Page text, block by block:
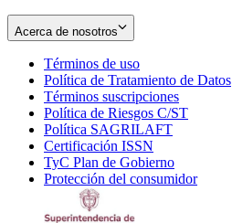
Acerca de nosotros
Términos de uso
in
new
window
Política de Tratamiento de Datos
Términos suscripciones
in
Política de Riesgos C/ST
Política SAGRILAFT
new
window
Certificación ISSN
in
new
TyC Plan de Gobierno
in
Protección del consumidorOpens